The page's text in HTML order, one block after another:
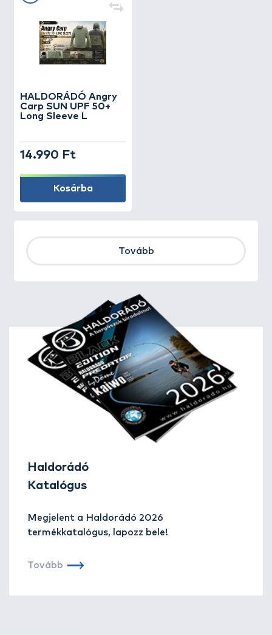
HALDORÁDÓ Angry
Carp SUN UPF 50+
Long Sleeve L
14.990 Ft
Kosárba
Tovább
Haldorádó
Katalógus
Megjelent a Haldorádó 2026
termékkatalógus, lapozz bele!
Tovább